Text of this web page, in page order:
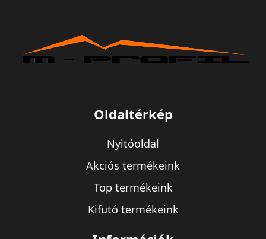
Oldaltérkép
Nyitóoldal
Akciós termékeink
Top termékeink
Kifutó termékeink